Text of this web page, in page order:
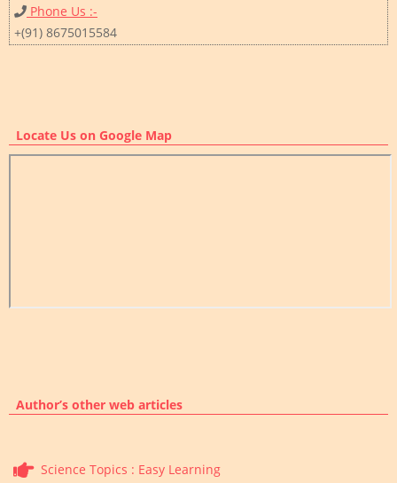
Phone Us :-
+(91) 8675015584
Locate Us on Google Map
Author’s other web articles
Science Topics : Easy Learning